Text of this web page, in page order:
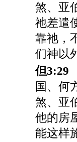
煞、亚
祂差遣
靠祂，
们神以
但3:29
国、何
煞、亚
他的房
能这样